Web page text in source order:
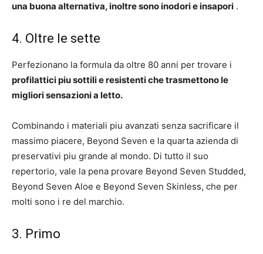
una buona alternativa, inoltre sono inodori e insapori .
4. Oltre le sette
Perfezionano la formula da oltre 80 anni per trovare i
profilattici piu sottili e resistenti che trasmettono le
migliori sensazioni a letto.
Combinando i materiali piu avanzati senza sacrificare il
massimo piacere, Beyond Seven e la quarta azienda di
preservativi piu grande al mondo. Di tutto il suo
repertorio, vale la pena provare Beyond Seven Studded,
Beyond Seven Aloe e Beyond Seven Skinless, che per
molti sono i re del marchio.
3. Primo